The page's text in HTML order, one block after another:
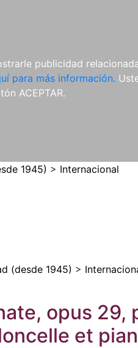
publicidad
para más información.
ACEPTAR.
CDS Y
DVDS
MATERIAL
1945) > Internacional
(desde 1945) >
opus 29,
et